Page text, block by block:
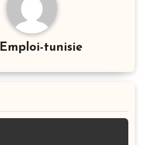
Emploi-tunisie